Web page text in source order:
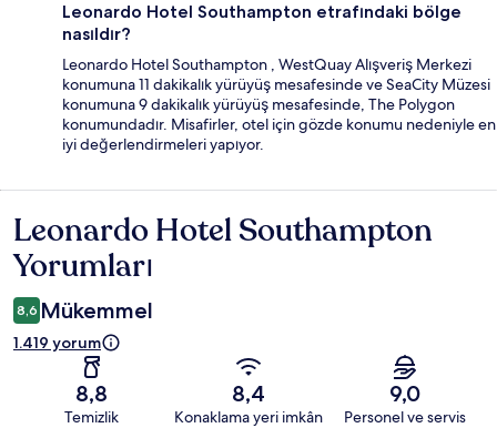
Leonardo Hotel Southampton etrafındaki bölge
nasıldır?
Leonardo Hotel Southampton , WestQuay Alışveriş Merkezi
konumuna 11 dakikalık yürüyüş mesafesinde ve SeaCity Müzesi
konumuna 9 dakikalık yürüyüş mesafesinde, The Polygon
konumundadır. Misafirler, otel için gözde konumu nedeniyle en
iyi değerlendirmeleri yapıyor.
Yorumlar
Leonardo Hotel Southampton
Yorumları
8,6 Mükemmel
1.419 yorum
8,8
Temizlik
8,4
Konaklama yeri imkân
9,0
Personel ve servis